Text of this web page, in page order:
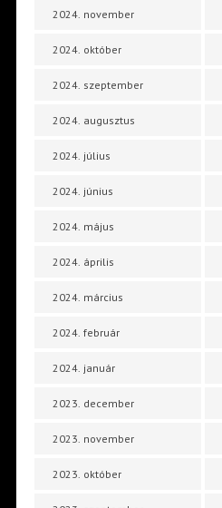
2024. november
2024. október
2024. szeptember
2024. augusztus
2024. július
2024. június
2024. május
2024. április
2024. március
2024. február
2024. január
2023. december
2023. november
2023. október